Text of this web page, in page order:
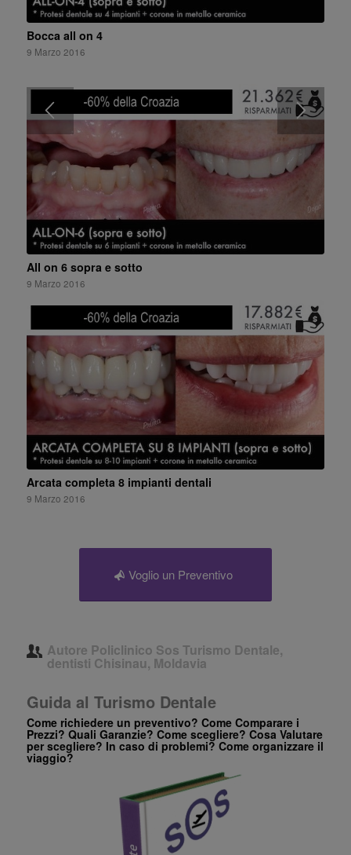
Bocca all on 4
9 Marzo 2016
All on 6 sopra e sotto
9 Marzo 2016
Arcata completa 8 impianti dentali
9 Marzo 2016
Voglio un Preventivo
Autore Policlinico Sos Turismo Dentale,
dentisti Chisinau, Moldavia
Guida al Turismo Dentale
Come richiedere un preventivo? Come Comparare i
Prezzi? Quali Garanzie? Come scegliere? Cosa Valutare
per scegliere? In caso di problemi? Come organizzare il
viaggio?